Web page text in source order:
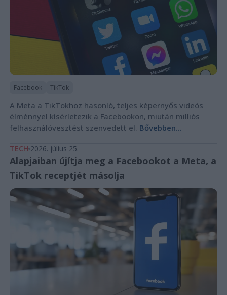
Facebook TikTok
A Meta a TikTokhoz hasonló, teljes képernyős videós
élménnyel kísérletezik a Facebookon, miután milliós
felhasználóvesztést szenvedett el. Bővebben...
TECH 2026. július 25.
Alapjaiban újítja meg a Facebookot a Meta, a
TikTok receptjét másolja